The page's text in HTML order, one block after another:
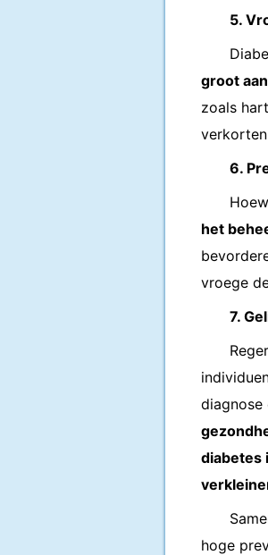
5.
groot
zoals
6.
het
vroege
7.
diagnose
diabetes
hoge